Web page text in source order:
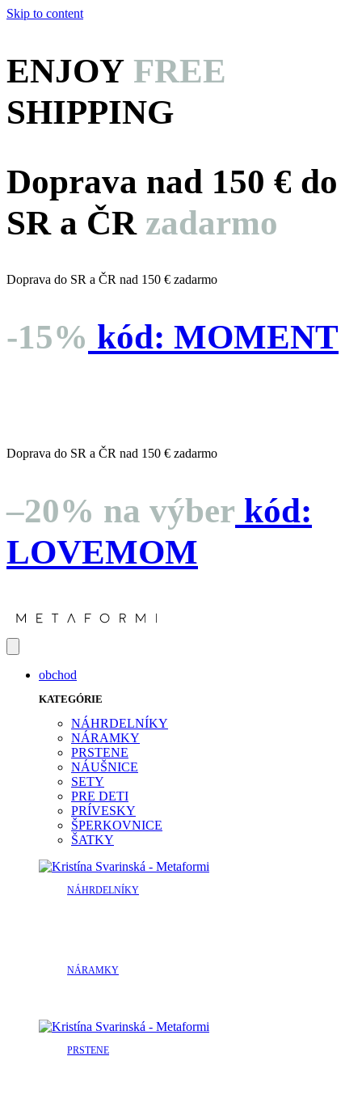
Skip to content
ENJOY FREE
SHIPPING
Doprava nad 150 € do
SR a ČR zadarmo
Doprava do SR a ČR nad 150 € zadarmo
-15% kód: MOMENT
Doprava do SR a ČR nad 150 € zadarmo
–20% na výber kód:
LOVEMOM
obchod
KATEGÓRIE
NÁHRDELNÍKY
NÁRAMKY
PRSTENE
NÁUŠNICE
SETY
PRE DETI
PRÍVESKY
ŠPERKOVNICE
ŠATKY
NÁHRDELNÍKY
NÁRAMKY
PRSTENE